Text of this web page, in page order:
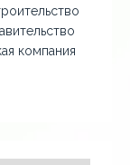
компания